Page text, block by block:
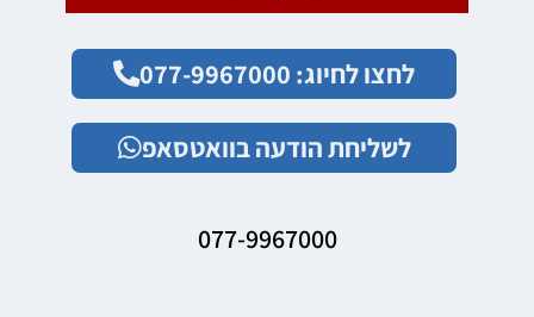
לחצו לחיוג: 077-9967000
לשליחת הודעה בוואטסאפ
077-9967000